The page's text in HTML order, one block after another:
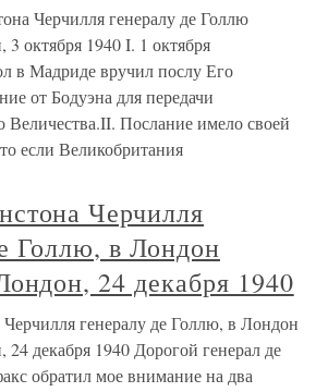
Черчилля генералу де Голлю
октября 1940 I. 1 октября
в Мадриде вручил послу Его
от Бодуэна для передачи
Величества.II. Послание имело своей
если Великобритания
Черчилля
Голлю, в Лондон
24 декабря 1940
генералу де Голлю, в Лондон
декабря 1940 Дорогой генерал де
обратил мое внимание на два